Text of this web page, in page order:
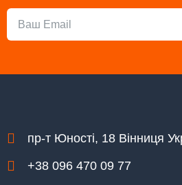
Email
пр-т Юності, 18 Вінниця
+38 096 470 09 77